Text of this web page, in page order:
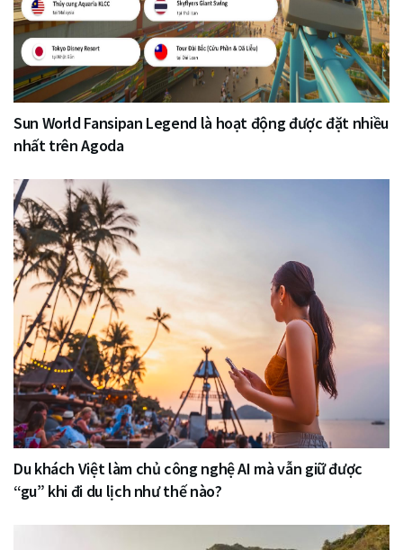
Sun World Fansipan Legend là hoạt động được đặt nhiều
nhất trên Agoda
Du khách Việt làm chủ công nghệ AI mà vẫn giữ được
“gu” khi đi du lịch như thế nào?